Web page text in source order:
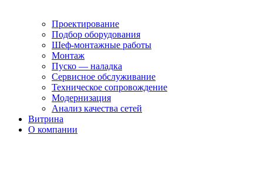
Проектирование
Подбор оборудования
Шеф-монтажные работы
Монтаж
Пуско — наладка
Сервисное обслуживание
Техническое сопровождение
Модернизация
Анализ качества сетей
Витрина
О компании